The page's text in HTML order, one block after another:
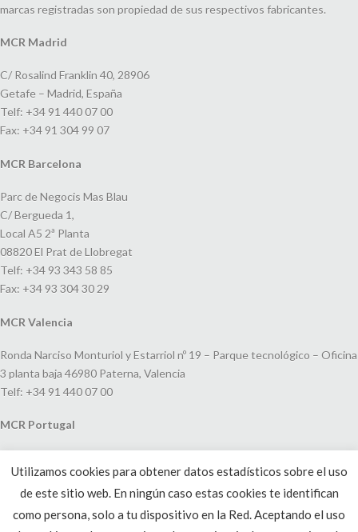
marcas registradas son propiedad de sus respectivos fabricantes.
MCR Madrid
C/ Rosalind Franklin 40, 28906
Getafe – Madrid, España
Telf: +34 91 440 07 00
Fax: +34 91 304 99 07
MCR Barcelona
Parc de Negocis Mas Blau
C/ Bergueda 1,
Local A5 2ª Planta
08820 El Prat de Llobregat
Telf: +34 93 343 58 85
Fax: +34 93 304 30 29
MCR Valencia
Ronda Narciso Monturiol y Estarriol nº 19 – Parque tecnológico – Oficina
3 planta baja 46980 Paterna, Valencia
Telf: +34 91 440 07 00
MCR Portugal
João V, 24
1250-091 Lisboa, Portugal
Telf: +351 220 993 033
Utilizamos cookies para obtener datos estadísticos sobre el uso
de este sitio web. En ningún caso estas cookies te identifican
como persona, solo a tu dispositivo en la Red. Aceptando el uso